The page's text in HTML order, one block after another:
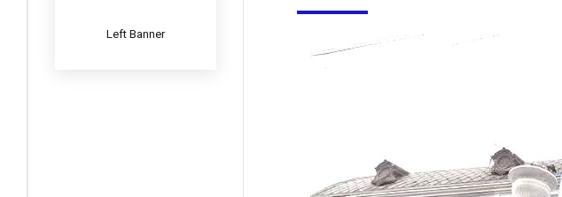
Left Banner